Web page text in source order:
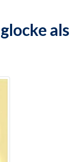
als